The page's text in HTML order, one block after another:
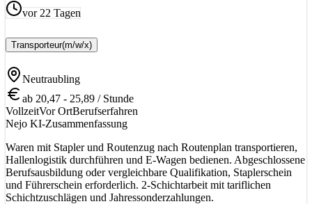
vor 22 Tagen
Transporteur(m/w/x)
Neutraubling
ab 20,47 - 25,89 / Stunde
VollzeitVor OrtBerufserfahren
Nejo KI-Zusammenfassung
Waren mit Stapler und Routenzug nach Routenplan transportieren,
Hallenlogistik durchführen und E-Wagen bedienen. Abgeschlossene
Berufsausbildung oder vergleichbare Qualifikation, Staplerschein
und Führerschein erforderlich. 2-Schichtarbeit mit tariflichen
Schichtzuschlägen und Jahressonderzahlungen.